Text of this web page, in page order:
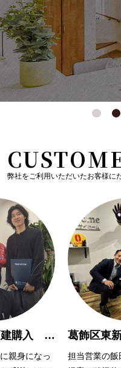
弊社をご利用いただいたお客様に
葛飾区東新小岩中古戸建 売却 Ｈ様
素晴らしい
大変お世話に